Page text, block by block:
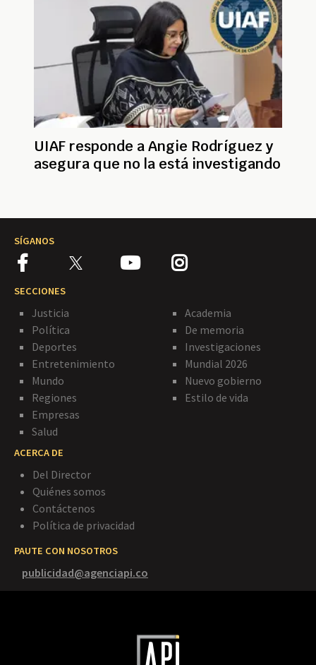
UIAF responde a Angie Rodríguez y
asegura que no la está investigando
SÍGANOS
SECCIONES
Justicia
Política
Deportes
Entretenimiento
Mundo
Regiones
Empresas
Salud
Academia
De memoria
Investigaciones
Mundial 2026
Nuevo gobierno
Estilo de vida
ACERCA DE
Del Director
Quiénes somos
Contáctenos
Política de privacidad
PAUTE CON NOSOTROS
publicidad@agenciapi.co